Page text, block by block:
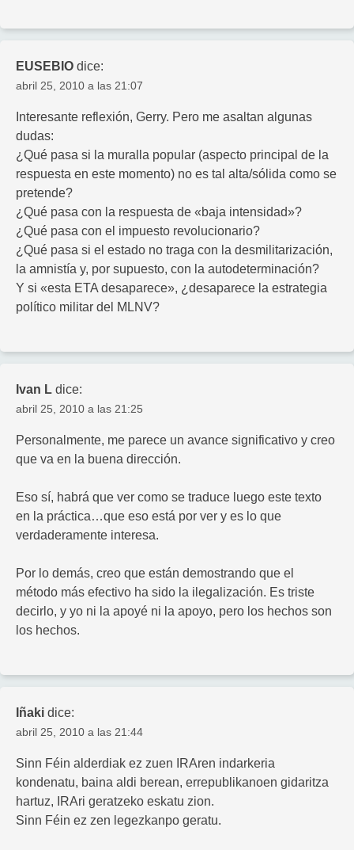
EUSEBIO dice:
abril 25, 2010 a las 21:07
Interesante reflexión, Gerry. Pero me asaltan algunas
dudas:
¿Qué pasa si la muralla popular (aspecto principal de la
respuesta en este momento) no es tal alta/sólida como se
pretende?
¿Qué pasa con la respuesta de «baja intensidad»?
¿Qué pasa con el impuesto revolucionario?
¿Qué pasa si el estado no traga con la desmilitarización,
la amnistía y, por supuesto, con la autodeterminación?
Y si «esta ETA desaparece», ¿desaparece la estrategia
político militar del MLNV?
Ivan L dice:
abril 25, 2010 a las 21:25
Personalmente, me parece un avance significativo y creo
que va en la buena dirección.
Eso sí, habrá que ver como se traduce luego este texto
en la práctica…que eso está por ver y es lo que
verdaderamente interesa.
Por lo demás, creo que están demostrando que el
método más efectivo ha sido la ilegalización. Es triste
decirlo, y yo ni la apoyé ni la apoyo, pero los hechos son
los hechos.
Iñaki dice:
abril 25, 2010 a las 21:44
Sinn Féin alderdiak ez zuen IRAren indarkeria
kondenatu, baina aldi berean, errepublikanoen gidaritza
hartuz, IRAri geratzeko eskatu zion.
Sinn Féin ez zen legezkanpo geratu.